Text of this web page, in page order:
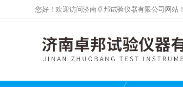
您好！欢迎访问济南卓邦试验仪器有限公司网站！